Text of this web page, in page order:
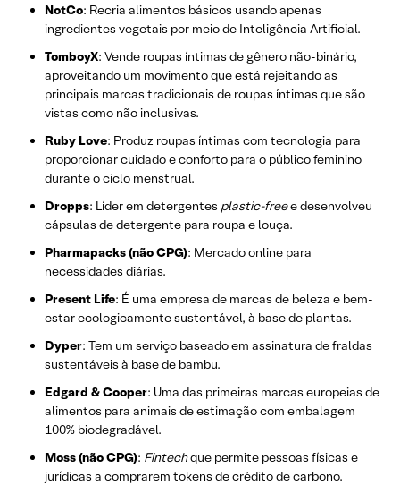
NotCo: Recria alimentos básicos usando apenas
ingredientes vegetais por meio de Inteligência Artificial.
TomboyX: Vende roupas íntimas de gênero não-binário,
aproveitando um movimento que está rejeitando as
principais marcas tradicionais de roupas íntimas que são
vistas como não inclusivas.
Ruby Love: Produz roupas íntimas com tecnologia para
proporcionar cuidado e conforto para o público feminino
durante o ciclo menstrual.
Dropps: Líder em detergentes plastic-freee desenvolveu
cápsulas de detergente para roupa e louça.
Pharmapacks (não CPG): Mercado online para
necessidades diárias.
Present Life: É uma empresa de marcas de beleza e bem-
estar ecologicamente sustentável, à base de plantas.
Dyper: Tem um serviço baseado em assinatura de fraldas ​​
sustentáveis ​​à base de bambu.
Edgard & Cooper: Uma das primeiras marcas europeias de
alimentos para animais de estimação com embalagem
100% biodegradável.
Moss (não CPG): Fintechque permite pessoas físicas e
jurídicas a comprarem tokens de crédito de carbono.